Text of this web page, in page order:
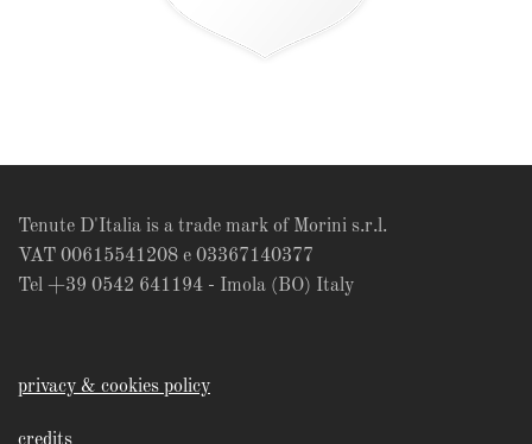
Tenute D'Italia is a trade mark of Morini s.r.l.
VAT 00615541208 e 03367140377
Tel +39 0542 641194 - Imola (BO) Italy
privacy & cookies policy